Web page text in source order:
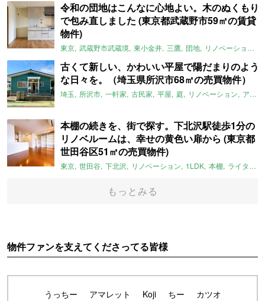
令和の団地はこんなに心地よい。木のぬくもり
で包み直しました (東京都武蔵野市59㎡の賃貸
物件)
東京 武蔵野市武蔵境 東小金井 三鷹 団地 リノベーション
古くて新しい、かわいい平屋で陽だまりのよう
な日々を。（埼玉県所沢市68㎡の売買物件）
埼玉 所沢市 一軒家 古民家 平屋 庭 リノベーション アメリカンハウス
本棚の続きを、街で探す。下北沢駅徒歩1分の
リノベルームは、幸せの黄色い扉から (東京都
世田谷区51㎡の売買物件)
東京 世田谷 下北沢 リノベーション 1LDK 本棚 ライター：ほしりょうこ
もっとみる
物件ファンを支えてくださってる皆様
うっちー アマレット Koji ちー
カツオ